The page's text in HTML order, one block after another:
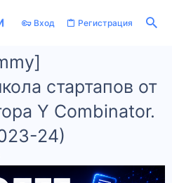
Вход Регистрация
стартапов от
Y Combinator.
24)